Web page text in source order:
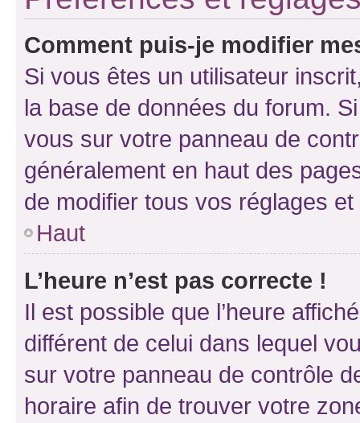
Comment puis-je modifier
Si vous êtes un utilisateur
la base de données du forum.
vous sur votre panneau de
généralement en haut des
de modifier tous vos réglages
Haut
L’heure n’est pas correcte !
Il est possible que l’heure
différent de celui dans lequel
sur votre panneau de contrôle
horaire afin de trouver votre